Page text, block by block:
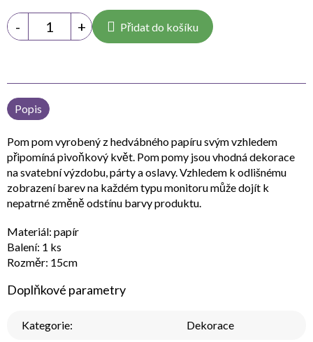
Přidat do košíku
Popis
Pom pom vyrobený z hedvábného papíru svým vzhledem
připomíná pivoňkový květ. Pom pomy jsou vhodná dekorace
na svatební výzdobu, párty a oslavy. Vzhledem k odlišnému
zobrazení barev na každém typu monitoru může dojít k
nepatrné změně odstínu barvy produktu.
Materiál: papír
Balení: 1 ks
Rozměr: 15cm
Doplňkové parametry
Kategorie: Dekorace